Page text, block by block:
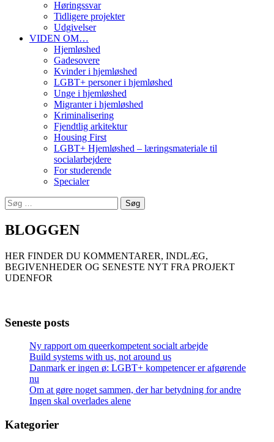
Høringssvar
Tidligere projekter
Udgivelser
VIDEN OM…
Hjemløshed
Gadesovere
Kvinder i hjemløshed
LGBT+ personer i hjemløshed
Unge i hjemløshed
Migranter i hjemløshed
Kriminalisering
Fjendtlig arkitektur
Housing First
LGBT+ Hjemløshed – læringsmateriale til
socialarbejdere
For studerende
Specialer
Søg
efter:
BLOGGEN
HER FINDER DU KOMMENTARER, INDLÆG,
BEGIVENHEDER OG SENESTE NYT FRA PROJEKT
UDENFOR
Seneste posts
Ny rapport om queerkompetent socialt arbejde
Build systems with us, not around us
Danmark er ingen ø: LGBT+ kompetencer er afgørende
nu
Om at gøre noget sammen, der har betydning for andre
Ingen skal overlades alene
Kategorier